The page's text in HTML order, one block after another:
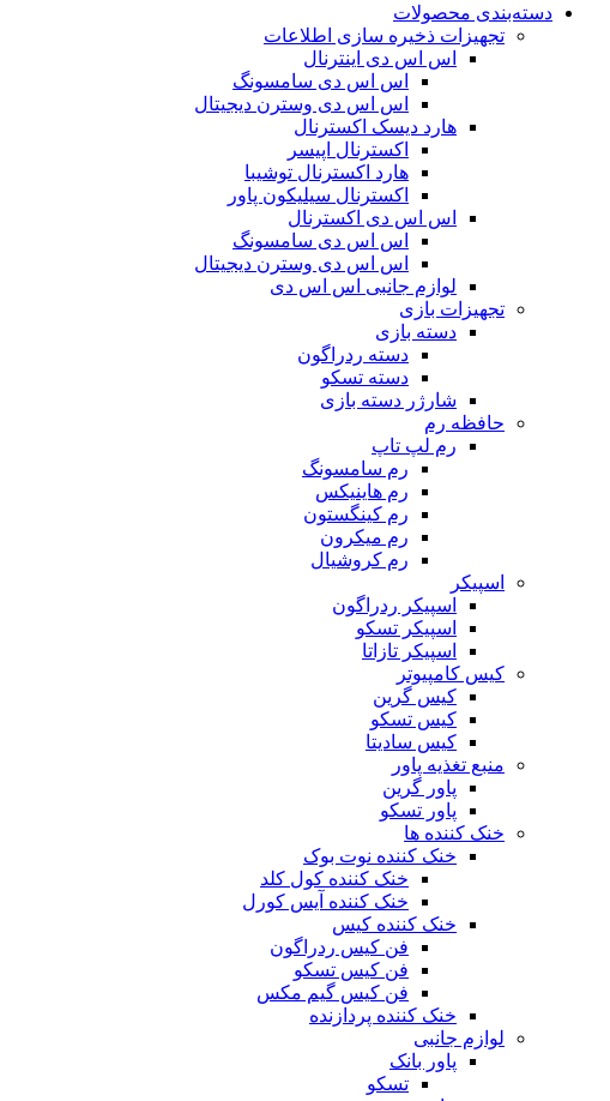
دسته‌بندی محصولات
تجهیزات ذخیره سازی اطلاعات
اس اس دی اینترنال
اس اس دی سامسونگ
اس اس دی وسترن دیجیتال
هارد دیسک اکسترنال
اکسترنال اپیسر
هارد اکسترنال توشیبا
اکسترنال سیلیکون پاور
اس اس دی اکسترنال
اس اس دی سامسونگ
اس اس دی وسترن دیجیتال
لوازم جانبی اس اس دی
تجهیزات بازی
دسته بازی
دسته ردراگون
دسته تسکو
شارژر دسته بازی
حافظه رم
رم لپ تاپ
رم سامسونگ
رم هاینیکس
رم کینگستون
رم میکرون
رم کروشیال
اسپیکر
اسپیکر ردراگون
اسپیکر تسکو
اسپیکر تازاتا
کیس کامپیوتر
کیس گرین
کیس تسکو
کیس سادیتا
منبع تغذیه‌ پاور
پاور گرین
پاور تسکو
خنک کننده ها
خنک کننده نوت بوک
خنک کننده کول کلد
خنک کننده آیس کورل
خنک کننده کیس
فن کیس ردراگون
فن کیس تسکو
فن کیس گیم مکس
خنک کننده پردازنده
لوازم جانبی
پاور بانک
تسکو